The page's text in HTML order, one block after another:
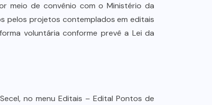
meio de convênio com o Ministério da
pelos projetos contemplados em editais
voluntária conforme prevê a Lei da
, no menu Editais – Edital Pontos de